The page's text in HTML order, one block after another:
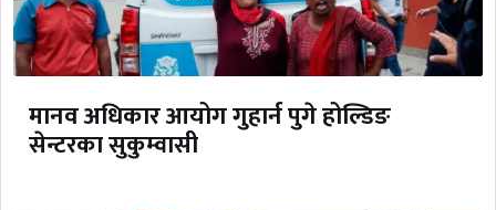
मानव अधिकार आयोग गुहार्न पुगे होल्डिङ
सेन्टरका सुकुम्वासी